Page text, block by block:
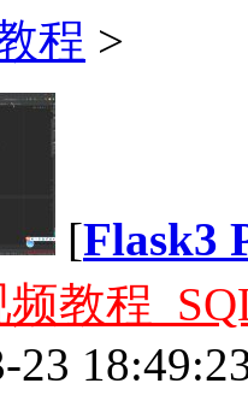
程 >
[Flask3
频教程
23